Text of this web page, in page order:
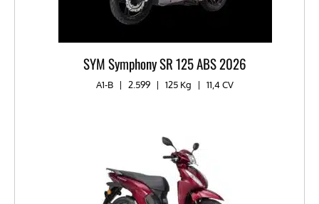
SYM Symphony SR 125 ABS 2026
A1-B | 2.599 | 125 Kg | 11,4 CV